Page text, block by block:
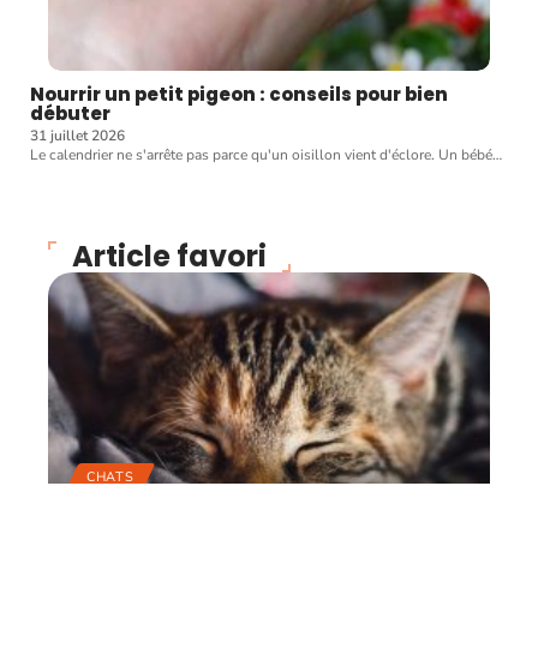
Nourrir un petit pigeon : conseils pour bien
débuter
31 juillet 2026
Le calendrier ne s'arrête pas parce qu'un oisillon vient d'éclore. Un bébé…
Article favori
CHATS